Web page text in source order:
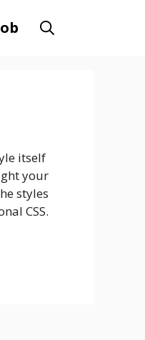
itself
your
styles
CSS.